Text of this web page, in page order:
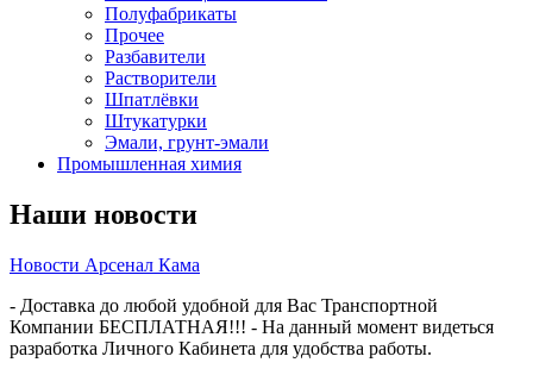
Полуфабрикаты
Прочее
Разбавители
Растворители
Шпатлёвки
Штукатурки
Эмали, грунт-эмали
Промышленная химия
Наши новости
Новости Арсенал Кама
- Доставка до любой удобной для Вас Транспортной
Компании БЕСПЛАТНАЯ!!! - На данный момент видеться
разработка Личного Кабинета для удобства работы.